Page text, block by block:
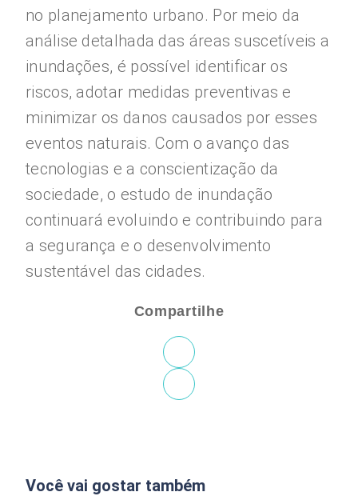
no planejamento urbano. Por meio da
análise detalhada das áreas suscetíveis a
inundações, é possível identificar os
riscos, adotar medidas preventivas e
minimizar os danos causados por esses
eventos naturais. Com o avanço das
tecnologias e a conscientização da
sociedade, o estudo de inundação
continuará evoluindo e contribuindo para
a segurança e o desenvolvimento
sustentável das cidades.
Compartilhe
Você vai gostar também